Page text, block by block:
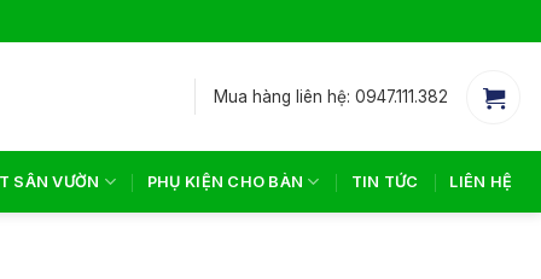
Mua hàng liên hệ: 0947.111.382
SÂN VƯỜN PHỤ KIỆN CHO BÀN TIN TỨC LIÊN HỆ